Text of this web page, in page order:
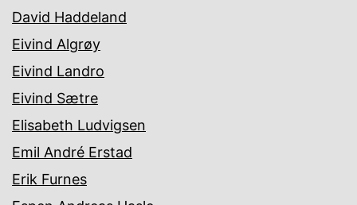
David Haddeland
Eivind Algrøy
Eivind Landro
Eivind Sætre
Elisabeth Ludvigsen
Emil André Erstad
Erik Furnes